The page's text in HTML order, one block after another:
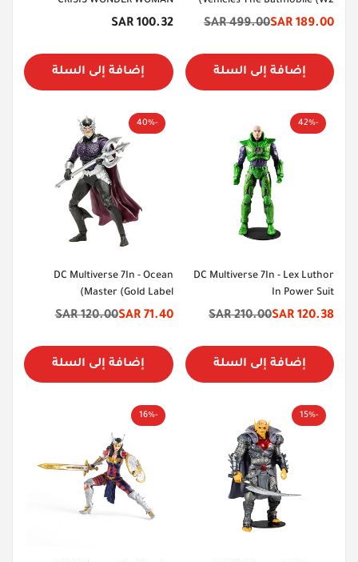
سعر
189.00 SAR
السعر
499.00 SAR
إضافة إلى السلة
السعر
100.32 SAR
إضافة إلى السلة
-42%
DC Multiverse 7In - Lex Luthor
In Power Suit
سعر
120.38 SAR
السعر
210.00 SAR
إضافة إلى السلة
-40%
DC Multiverse 7In - Ocean
Master (Gold Label)
سعر
71.40 SAR
السعر
120.00 SAR
إضافة إلى السلة
-15%
-16%